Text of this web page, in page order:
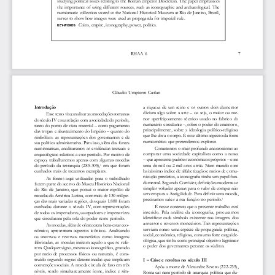
RHAA 6 7
the importance of using different sources, such as iconographic and archaeological. The
numismatic collection stored at the National Historical Museum at Rio de Janeiro, Brazil,
serves to show how images were used as propaganda for imperial rule.
KEY-WORDS Coins, empire, iconography, power, politics.
Cláudio Umpierre Carlan
Introdução
Esse texto visa analisar as amoedações romanas
do século IV e sua relação com a sociedade do período,
tanto do ponto de vista material – como pagamento
das tropas e abastecimento do Império – quanto do
simbólico: as representações dos governantes e de
sua política administrativa. Para isso, além das fontes
numismáticas, analisaremos as evidências textuais e
arqueológicas relativas a esse período. Por motivo de
espaço, trabalharemos apenas com algumas moedas
do período da tetrarquia (285-305),1 em que foram
cunhados mais de trezentos exemplares.
As fontes aqui utilizadas para o trabalhado
fazem parte do acervo do Museu Histórico Nacional
do Rio de Janeiro, que possui o maior espólio de
moedas da América Latina, com mais de 130 mil pe-
ças das mais variadas regiões, das quais 1.888 foram
cunhadas durante o século IV, com representações
de todos os imperadores, usurpadores e imperatrizes
que circularam pela orla do poder nesse período.
As moedas, além de oferecerem bem-estar eco-
nômico, apresentam aspectos icônicos. Analisando
os anversos e reversos monetários como imagens
fabricadas, as moedas imitam aquilo a que se refe-
rem. Qualquer signo, mesmo o iconográfico, gravado
por meio de processos físicos ou naturais, é cons-
truído segundo regras determinadas que implicam
convenções sociais. A moeda circula de fato em três
níveis, sendo simultaneamente ícone, índice e sím-
a riqueza de um reino e os outros dois elementos
diziam algo sobre a arte – ou seja, o maior ou me-
nor aperfeiçoamento técnico usado no fabrico do
numerário circulante –, sobre o poder do emissor e,
principalmente, sobre a ideologia político-religiosa
que lhe dava o corpo. É esse último aspecto da fonte
numismática que pretendemos explorar.
Cometemos o mais profundo anacronismo ao
comparar uma sociedade capitalista como a nossa
– que apresenta padrões econômicos próprios – com
uma de mil ou 2 mil anos atrás. Num mundo com
baixíssimo índice de alfabetização e meios de comu-
nicação precários, a iconografia tinha um papel fun-
damental. Segundo Corvisier, definições modernas e
simples voltadas apenas para o valor de compra não
servem para a Antigüidade. Para definir uma moeda,
precisamos saber a sua função no período.3
É nesse contexto que o presente trabalho está
inserido. Pela análise da iconografia, procuramos
identificar cada símbolo existente nas imagens dos
anversos e reversos monetários. Tais representações
serviam como uma espécie de propaganda política,
social, econômica, religiosa, com uma forte carga ide-
ológica, que tinha como principal objetivo legitimar
o poder dos governantes perante os súditos.
I – Crise e revoltas no século III
Após a morte de Alexandre Severo (222-235),
Roma cai num período de anarquia política que du-